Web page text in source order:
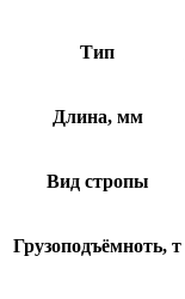
Тип
Длина, мм
Вид стропы
Грузоподъёмноть, т